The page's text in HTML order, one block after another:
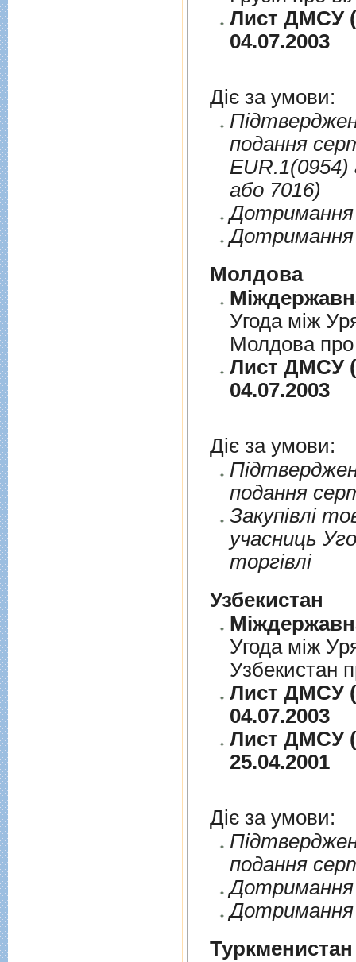
Лист ДМСУ
04.07.2003
Діє за умови:
подання
EUR.1(0954)
або 7016)
Дотримання
Дотримання
Молдова
Угода між
Молдова про
Лист ДМСУ
04.07.2003
Діє за умови:
подання
Закупiвлi
учасниць
торгiвлi
Узбекистан
Угода між
Узбекистан
Лист ДМСУ
04.07.2003
Лист ДМСУ
25.04.2001
Діє за умови:
подання
Дотримання
Дотримання
Туркменистан